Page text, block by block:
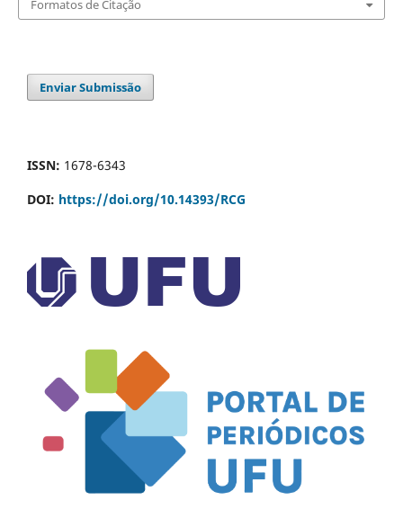
Formatos de Citação
Enviar Submissão
ISSN: 1678-6343
DOI: https://doi.org/10.14393/RCG